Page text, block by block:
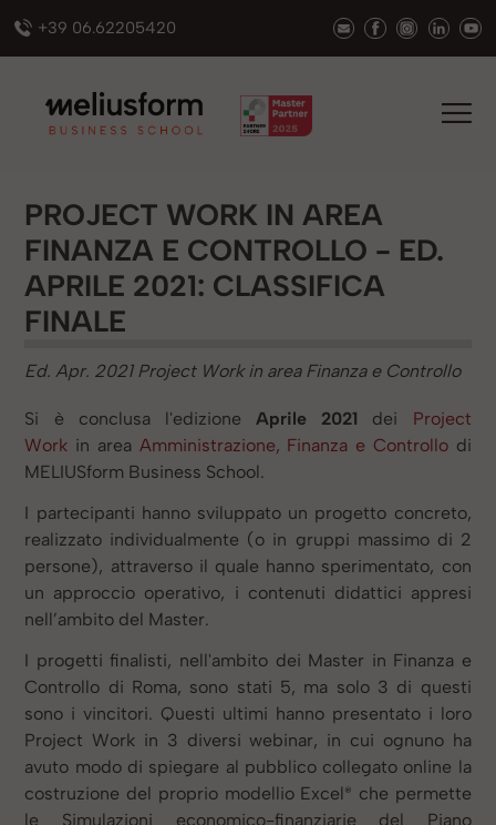
+39 06.62205420
PROJECT WORK IN AREA
FINANZA E CONTROLLO - ED.
APRILE 2021: CLASSIFICA
FINALE
Ed. Apr. 2021 Project Work in area Finanza e Controllo
Si è conclusa l'edizioneAprile 2021 dei Project
Work in area Amministrazione, Finanza e Controllodi
MELIUSform Business School.
I partecipanti hanno sviluppato un progetto concreto,
realizzato individualmente (o in gruppi massimo di 2
persone), attraverso il quale hanno sperimentato, con
un approccio operativo, i contenuti didattici appresi
nell’ambito del Master.
I progetti finalisti, nell'ambito dei Master in Finanza e
Controllo di Roma, sono stati 5, ma solo 3 di questi
sono i vincitori. Questi ultimi hanno presentato i loro
Project Work in 3 diversi webinar, in cui ognuno ha
avuto modo di spiegare al pubblico collegato online la
costruzione del proprio modellio Excel® che permette
le Simulazioni economico-finanziarie del Piano